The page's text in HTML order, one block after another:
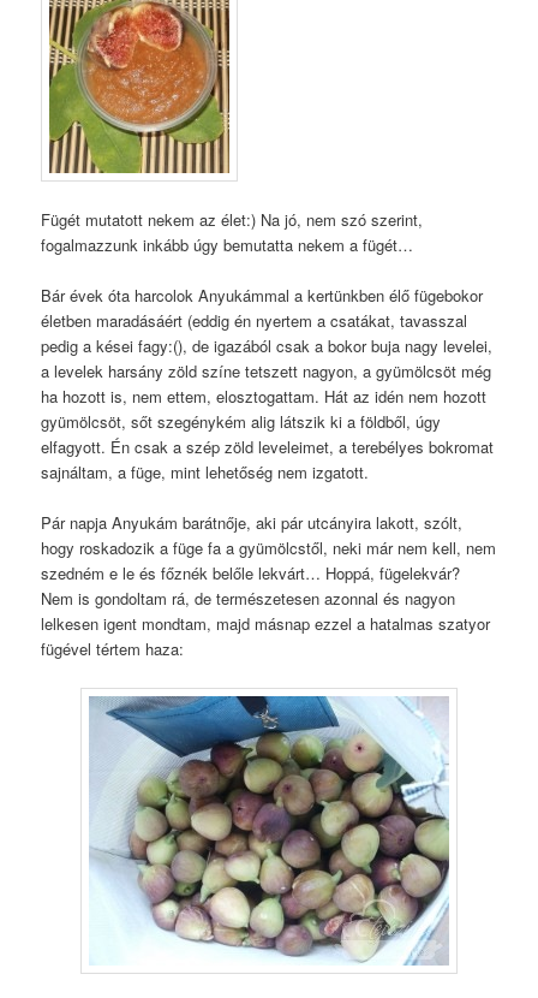
Fügét mutatott nekem az élet:) Na jó, nem szó szerint,
fogalmazzunk inkább úgy bemutatta nekem a fügét…
Bár évek óta harcolok Anyukámmal a kertünkben élő fügebokor
életben maradásáért (eddig én nyertem a csatákat, tavasszal
pedig a kései fagy:(), de igazából csak a bokor buja nagy levelei,
a levelek harsány zöld színe tetszett nagyon, a gyümölcsöt még
ha hozott is, nem ettem, elosztogattam. Hát az idén nem hozott
gyümölcsöt, sőt szegénykém alig látszik ki a földből, úgy
elfagyott. Én csak a szép zöld leveleimet, a terebélyes bokromat
sajnáltam, a füge, mint lehetőség nem izgatott.
Pár napja Anyukám barátnője, aki pár utcányira lakott, szólt,
hogy roskadozik a füge fa a gyümölcstől, neki már nem kell, nem
szedném e le és főznék belőle lekvárt… Hoppá, fügelekvár?
Nem is gondoltam rá, de természetesen azonnal és nagyon
lelkesen igent mondtam, majd másnap ezzel a hatalmas szatyor
fügével tértem haza: